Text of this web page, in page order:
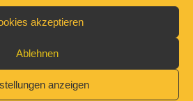
akzeptieren
Ablehnen
anzeigen
Stolz präsentiert von WordPress